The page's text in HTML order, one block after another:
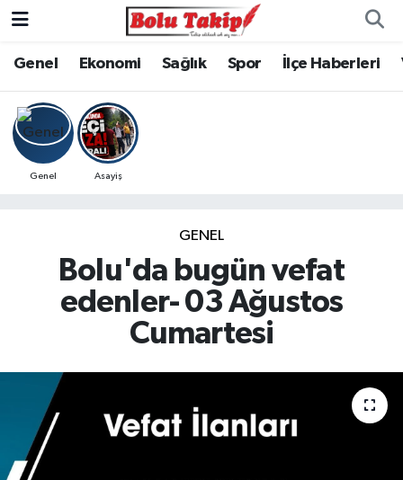
Genel Ekonomi Sağlık Spor İlçe Haberleri
Genel Asayiş
GENEL
Bolu'da bugün vefat
edenler- 03 Ağustos
Cumartesi